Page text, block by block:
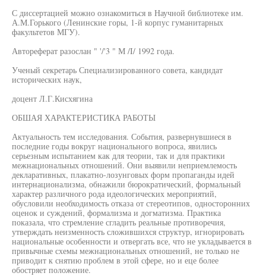
С диссертацией можно ознакомиться в Научной библиотеке им.
А.М.Горького (Ленинские горы, 1-й корпус гуманитарных
факультетов МГУ).
Автореферат разослан " '/'3 " М /I/ 1992 года.
Ученый секретарь Специализированного совета, кандидат
исторических наук,
доцент Л.Г.Кисхягина
ОБШАЯ ХАРАКТЕРИСТИКА РАБОТЫ
Актуальность тем исследования. События, развернувшиеся в
последние годы вокруг национального вопроса, явились
серьезным испытанием как для теории, так и для практики
межнациональных отношений. Они выявили неприемлемость
декларативных, плакатно-лозунговых форм пропаганды идей
интернационализма, обнажили бюрократический, формальный
характер различного рода идеологических мероприятий,
обусловили необходимость отказа от стереотипов, односторонних
оценок и суждений, формализма и догматизма. Практика
показала, что стремление сгладить реальные противоречия,
утверждать неизменность сложившихся структур, игнорировать
национальные особенности и отвергать все, что не укладывается в
привычные схемы межнациональных отношений, не только не
приводит к снятию проблем в этой сфере, но и еце более
обостряет положение.